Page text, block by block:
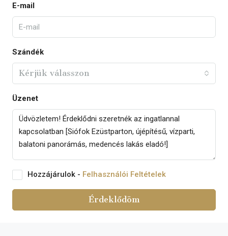
E-mail
Szándék
Kérjük válasszon
Üzenet
Hozzájárulok - Felhasználói Feltételek
Érdeklődöm